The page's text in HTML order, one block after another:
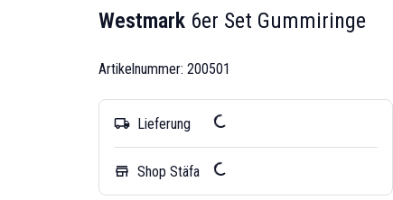
Westmark 6er Set Gummiringe
Artikelnummer: 200501
local_shipping Lieferung
store Shop Stäfa